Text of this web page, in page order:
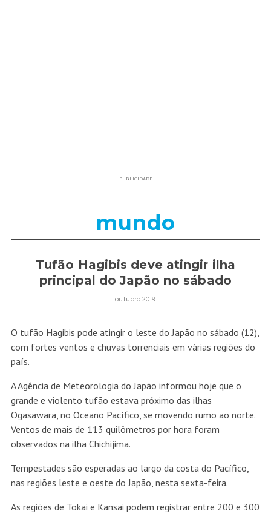
PUBLICIDADE
mundo
Tufão Hagibis deve atingir ilha
principal do Japão no sábado
outubro 2019
O tufão Hagibis pode atingir o leste do Japão no sábado (12),
com fortes ventos e chuvas torrenciais em várias regiões do
país.
A Agência de Meteorologia do Japão informou hoje que o
grande e violento tufão estava próximo das ilhas
Ogasawara, no Oceano Pacífico, se movendo rumo ao norte.
Ventos de mais de 113 quilômetros por hora foram
observados na ilha Chichijima.
Tempestades são esperadas ao largo da costa do Pacífico,
nas regiões leste e oeste do Japão, nesta sexta-feira.
As regiões de Tokai e Kansai podem registrar entre 200 e 300